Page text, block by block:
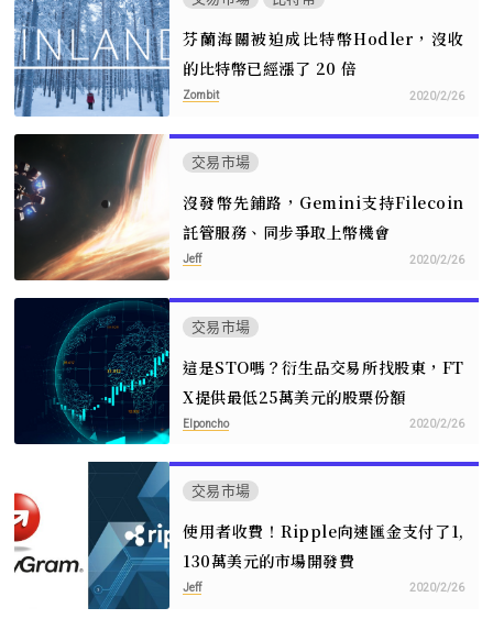
芬蘭海關被迫成比特幣Hodler，沒收
的比特幣已經漲了 20 倍
Zombit 2020/2/26
交易市場
沒發幣先鋪路，Gemini支持Filecoin
託管服務、同步爭取上幣機會
Jeff 2020/2/26
交易市場
這是STO嗎？衍生品交易所找股東，FT
X提供最低25萬美元的股票份額
Elponcho 2020/2/26
交易市場
使用者收費！Ripple向速匯金支付了1,
130萬美元的市場開發費
Jeff 2020/2/26